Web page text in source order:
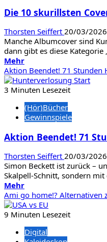
Benjamin
Stuckrad-
Barre
Die 10 skurillsten
Thorsten Seiffert 20/03/2026
Manche Albumcover sind
dann gibt es diese Kategorie
MehrMehr
Informationen
über
Die
skurillsten
Cover
Rockgeschichte
Aktion Beendet! 71 Stunden
3 Minuten Lesezeit
(Hör)Bücher
Gewinnspiele
Aktion Beendet! 71
Thorsten Seiffert 20/03/2026
Simon Beckett ist zurück –
Skalpell-Schnitt, sondern
MehrMehr
Informationen
über
Aktion
71
Ami go home!? Alternativen
9 Minuten Lesezeit
Digital